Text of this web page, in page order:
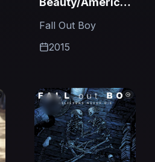
Psycho
Fall Out Boy
2015